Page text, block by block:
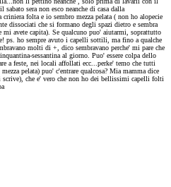
sera non esco neanche di casa dalla
folta e io sembro mezza pelata ( non ho alopecie
dissociati che si formano degli spazi dietro e sembra
avete capita). Se qualcuno puo' aiutarmi, soprattutto
ps. ho sempre avuto i capelli sottili, ma fino a qualche
molti di +, dico sembravano perche' mi pare che
sessantina al giorno. Puo' essere colpa dello
a feste, nei locali affollati ecc...perke' temo che tutti
pelata) puo' c'entrare qualcosa? Mia mamma dice
che e' vero che non ho dei bellissimi capelli folti